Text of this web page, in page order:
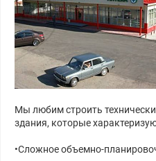
Мы любим строить
здания, которые
•Сложное объемно-